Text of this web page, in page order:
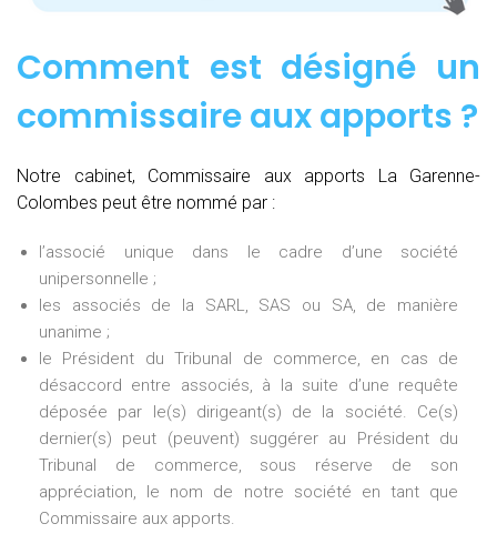
Comment est désigné un
commissaire aux apports ?
Notre cabinet, Commissaire aux apports La Garenne-
Colombes peut être nommé par :
l’associé unique dans le cadre d’une société
unipersonnelle ;
les associés de la SARL, SAS ou SA, de manière
unanime ;
le Président du Tribunal de commerce, en cas de
désaccord entre associés, à la suite d’une requête
déposée par le(s) dirigeant(s) de la société. Ce(s)
dernier(s) peut (peuvent) suggérer au Président du
Tribunal de commerce, sous réserve de son
appréciation, le nom de notre société en tant que
Commissaire aux apports.